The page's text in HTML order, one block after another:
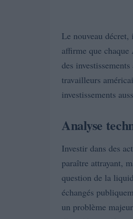
Le nouveau
affirme que chaque
des
travailleurs
investissements
Analyse
Investir dans des
paraître attrayant,
question de la
échangés
un problème